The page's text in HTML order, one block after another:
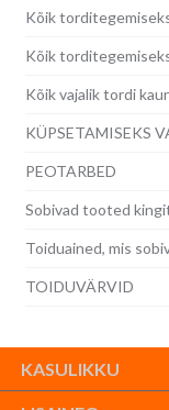
Kõik
Kõik
Kõik vajalik tordi
KÜPSETAMISEKS
PEOTARBED
Sobivad tooted
Toiduained, mis
TOIDUVÄRVID
KASULIKKU